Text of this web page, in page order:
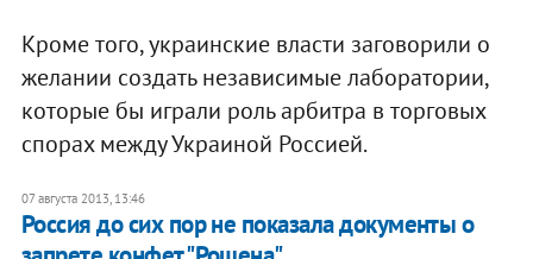
Кроме того, украинские власти заговорили о
желании создать независимые лаборатории,
которые бы играли роль арбитра в торговых
спорах между Украиной Россией.
07 августа 2013, 13:46
Россия до сих пор не показала документы о